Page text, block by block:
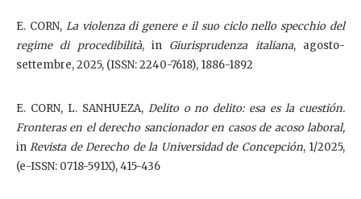
E. CORN, La violenza di genere e il suo ciclo nello specchio del
regime di procedibilità, in Giurisprudenza italiana, agosto-
settembre, 2025, (ISSN: 2240-7618), 1886-1892
E. CORN, L. SANHUEZA, Delito o no delito: esa es la cuestión.
Fronteras en el derecho sancionador en casos de acoso laboral,
inRevista de Derecho de la Universidad de Concepción, 1/2025,
(e-ISSN: 0718-591X), 415-436